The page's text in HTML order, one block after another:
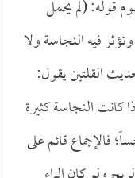
قوله: (لم يحمل
فيه النجاسة ولا
القلتين يقول:
النجاسة كثيرة
فالإجماع قائم على